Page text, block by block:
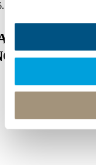
- 6. rujna 2026.
LJETO 2026